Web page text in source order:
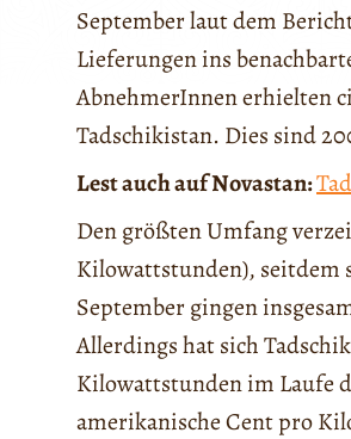
September laut dem
Lieferungen ins
AbnehmerInnen erhielten
Tadschikistan. Dies sind
Lest auch auf Novastan:
Den größten Umfang
Kilowattstunden), seitdem
September gingen
Allerdings hat sich
Kilowattstunden im Laufe
amerikanische Cent pro